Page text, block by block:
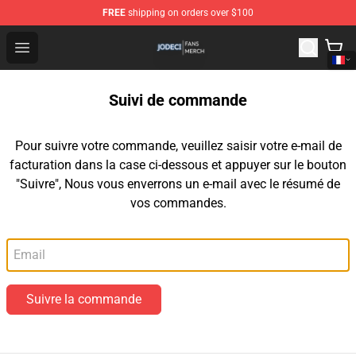
FREE shipping on orders over $100
Open menu
Jodeci Shop - Official Jodeci Merchandise Store
Suivi de commande
Pour suivre votre commande, veuillez saisir votre e-mail de
facturation dans la case ci-dessous et appuyer sur le bouton
"Suivre", Nous vous enverrons un e-mail avec le résumé de
vos commandes.
Suivre la commande